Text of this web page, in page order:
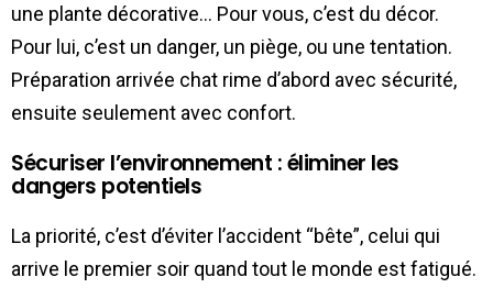
une plante décorative… Pour vous, c’est du décor.
Pour lui, c’est un danger, un piège, ou une tentation.
Préparation arrivée chat rime d’abord avec sécurité,
ensuite seulement avec confort.
Sécuriser l’environnement : éliminer les
dangers potentiels
La priorité, c’est d’éviter l’accident “bête”, celui qui
arrive le premier soir quand tout le monde est fatigué.